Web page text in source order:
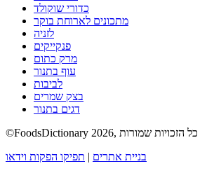
כדורי שוקולד
מתכונים לארוחת בוקר
לזניה
פנקייקים
מרק כתום
עוף בתנור
לביבות
בצק שמרים
דגים בתנור
©FoodsDictionary 2026, כל הזכויות שמורות
בניית אתרים | תפיקו הפקות וידאו